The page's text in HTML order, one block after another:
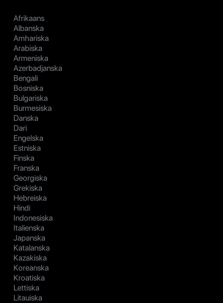
Afrikaans
Albanska
Amhariska
Arabiska
Armeniska
Azerbadjanska
Bengali
Bosniska
Bulgariska
Burmesiska
Danska
Dari
Engelska
Estniska
Finska
Franska
Georgiska
Grekiska
Hebreiska
Hindi
Indonesiska
Italienska
Japanska
Katalanska
Kazakiska
Koreanska
Kroatiska
Lettiska
Litauiska